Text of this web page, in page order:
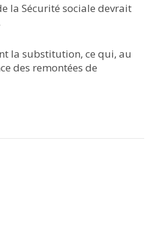
la Sécurité sociale devrait
la substitution, ce qui, au
des remontées de